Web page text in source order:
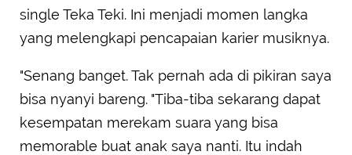
single Teka Teki. Ini menjadi momen langka
yang melengkapi pencapaian karier musiknya.
"Senang banget. Tak pernah ada di pikiran saya
bisa nyanyi bareng. "Tiba-tiba sekarang dapat
kesempatan merekam suara yang bisa
memorable buat anak saya nanti. Itu indah